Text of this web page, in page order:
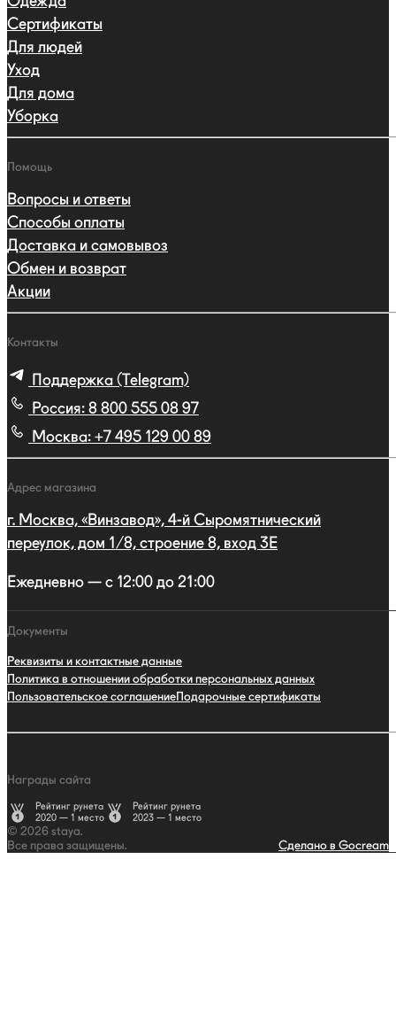
Сертификаты
Для людей
Уход
Для дома
Уборка
Помощь
Вопросы и ответы
Способы оплаты
Доставка и самовывоз
Обмен и возврат
Акции
Контакты
Поддержка (Telegram)
Россия: 8 800 555 08 97
Москва: +7 495 129 00 89
Адрес магазина
г. Москва, «Винзавод», 4-й Сыромятнический
переулок, дом 1/8, строение 8, вход 3E
Ежедневно — с 12:00 до 21:00
Документы
Реквизиты и контактные данные
Политика в отношении обработки персональных данных
Пользовательское соглашениеПодарочные сертификаты
Награды сайта
Рейтинг рунета
2020 — 1 место
Рейтинг рунета
2023 — 1 место
© 2026 staya.
Все права защищены.
Сделано в Gocream